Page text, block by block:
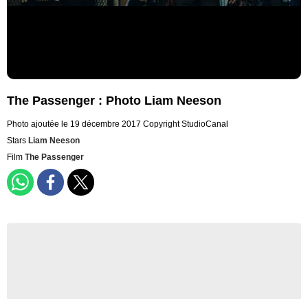
The Passenger : Photo Liam Neeson
Photo ajoutée le 19 décembre 2017 Copyright StudioCanal
Stars Liam Neeson
Film The Passenger